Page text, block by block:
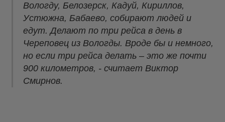
Вологду, Белозерск, Кадуй, Кириллов,
Устюжна, Бабаево, собирают людей и
едут. Делают по три рейса в день в
Череповец из Вологды. Вроде бы и немного,
но если три рейса делать – это же почти
900 километров, - считает Виктор
Смирнов.